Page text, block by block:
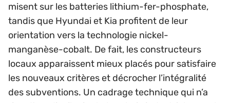
misent sur les batteries lithium-fer-phosphate,
tandis que Hyundai et Kia profitent de leur
orientation vers la technologie nickel-
manganèse-cobalt. De fait, les constructeurs
locaux apparaissent mieux placés pour satisfaire
les nouveaux critères et décrocher l’intégralité
des subventions. Un cadrage technique qui n’a